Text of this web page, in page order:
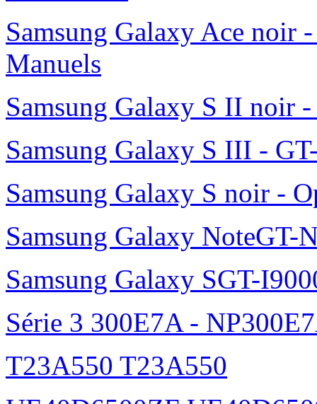
Samsung Galaxy Ace noir
Manuels
Samsung Galaxy S II noir
Samsung Galaxy S III -
Samsung Galaxy S noir -
Samsung Galaxy NoteGT-
Samsung Galaxy SGT-
Série 3 300E7A -
T23A550 T23A550